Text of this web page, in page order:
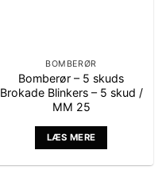
BOMBERØR
Bomberør – 5 skuds
Brokade Blinkers – 5 skud /
MM 25
LÆS MERE